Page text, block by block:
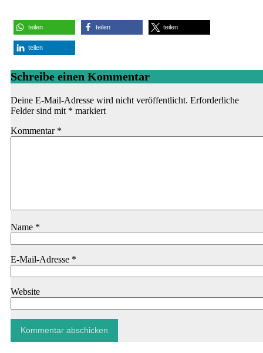
teilen teilen teilen
teilen
Schreibe einen Kommentar
Deine E-Mail-Adresse wird nicht veröffentlicht. Erforderliche
Felder sind mit * markiert
Kommentar *
Name *
E-Mail-Adresse *
Website